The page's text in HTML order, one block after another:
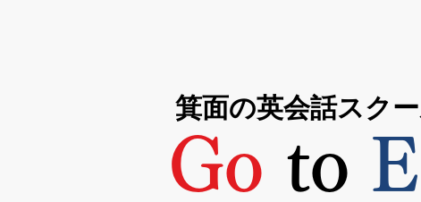
箕面の英会話スク
Go to